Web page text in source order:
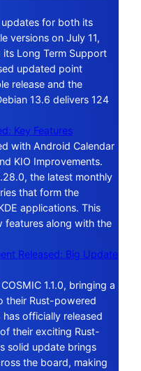
for both its
versions on July 11,
Long Term Support
updated point
release and the
13.6 delivers 124
Key Features
with Android Calendar
KIO Improvements.
the latest monthly
that form the
applications. This
features along with the
Released: Big Update
1.1.0, bringing a
their Rust-powered
officially released
their exciting Rust-
solid update brings
the board, making